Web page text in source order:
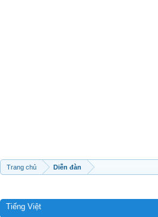
Trang chủ Diễn đàn
Tiếng Việt